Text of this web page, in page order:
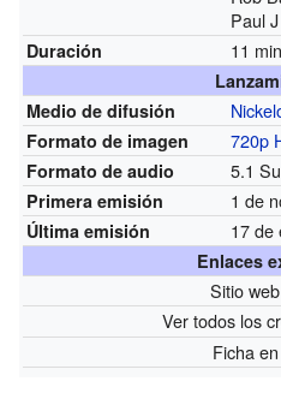
Paul
Duración 11
Medio de difusión
Formato de imagen 720p
Formato de audio 5.1
Primera emisión 1 de
Última emisión 17 de
Enlaces
Sitio
Ver todos los
Ficha